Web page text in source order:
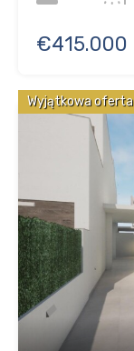
€415.000
Wyjątkowa oferta